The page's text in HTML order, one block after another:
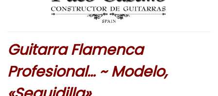
Guitarra Flamenca
Profesional… ~ Modelo,